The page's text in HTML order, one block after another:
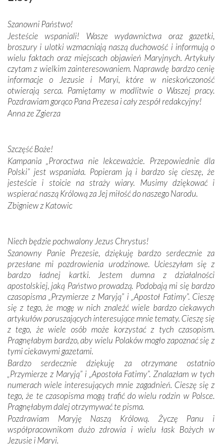
wspaniałe zdobienia, dbałość ich twórców o detale,
budowniczych.
Podążyliśmy też śladami fatimskich wizjonerów – Łucji
dos Santos oraz świętych Hiacynty i Franciszka Marto.
Modliliśmy się przy ich grobach. Odprawiliśmy Drogę
Krzyżową w ich rodzinnych stronach, odwiedziliśmy
domy, w których żyli.
W miejscu objawień Matki Bożej zapaliliśmy świece
Podczas tej kilkudniowej wyprawy na każdym kroku
spotykaliśmy się z serdeczną otwartością
Portugalczyków. Podziwialiśmy ich ludową sztukę i
zwyczaje. Mimo że nasze kraje są od siebie bardzo
oddalone, w żaden sposób nie czuliśmy się obco.
Sprawiła to oczywiście sama Matka Boża, ale też
kulturowa bliskość biorąca swój początek w naszej
mieliśmy okazję przekonać się, że Maryja swoją opieką
otacza nie tylko nasz naród, lecz wszystkie nacje, które
się Jej ufnie oddają, a także każdą osobę, która zawierza
Jej siebie oraz swych bliskich.
Dzieje Portugalii to również historia wierności Bogu i
odstępstw, także w życiu władców. Trudne momenty w
wymiarze tak osobistym, jak i zbiorowym, przypominają o
konieczności ciągłego zabiegania o własną duszę i o łaskę
Opatrzności. Wierność przynosi pomyślność –
przynajmniej w życiu duchowym. Odstępstwo owocuje
nieszczęściem i śmiercią. Te uniwersalne prawdy
przychodziły na myśl, gdy słuchaliśmy opowieści
przewodników o portugalskich monarchach i wodzach,
zwycięskich bitwach i nieszczęśliwych losach grzesznych
kochanków.
Byli tym razem pośród Apostołów Fatimy reprezentanci
Szanowni Państwo!
Jesteście wspaniali! Wasze wydawnictwa oraz gazetki,
broszury i ulotki wzmacniają naszą duchowość i informują o
wielu faktach oraz miejscach objawień Maryjnych. Artykuły
czytam z wielkim zainteresowaniem. Naprawdę bardzo cenię
informacje o Jezusie i Maryi, które w nieskończoność
otwierają serca. Pamiętamy w modlitwie o Waszej pracy.
Pozdrawiam gorąco Pana Prezesa i cały zespół redakcyjny!
Anna ze Zgierza
Szczęść Boże!
Kampania „Proroctwa nie lekceważcie. Przepowiednie dla
Polski” jest wspaniała. Popieram ją i bardzo się cieszę, że
jesteście i stoicie na straży wiary. Musimy dziękować i
wspierać naszą Królową za Jej miłość do naszego Narodu.
Zbigniew z Katowic
Niech będzie pochwalony Jezus Chrystus!
Szanowny Panie Prezesie, dziękuję bardzo serdecznie za
przesłane mi pozdrowienia urodzinowe. Ucieszyłam się z
bardzo ładnej kartki. Jestem dumna z działalności
apostolskiej, jaką Państwo prowadzą. Podobają mi się bardzo
czasopisma „Przymierze z Maryją” i „Apostoł Fatimy”. Cieszę
się z tego, że mogę w nich znaleźć wiele bardzo ciekawych
artykułów poruszających interesujące mnie tematy. Cieszę się
z tego, że wiele osób może korzystać z tych czasopism.
Pragnęłabym bardzo, aby wielu Polaków mogło zapoznać się z
tymi ciekawymi gazetami.
Bardzo serdecznie dziękuję za otrzymane ostatnio
„Przymierze z Maryją” i „Apostoła Fatimy”. Znalazłam w tych
numerach wiele interesujących mnie zagadnień. Cieszę się z
tego, że te czasopisma mogą trafić do wielu rodzin w Polsce.
Pragnęłabym dalej otrzymywać te pisma.
Pozdrawiam Maryję Naszą Królową. Życzę Panu i
współpracownikom dużo zdrowia i wielu łask Bożych w
Jezusie i Maryi.